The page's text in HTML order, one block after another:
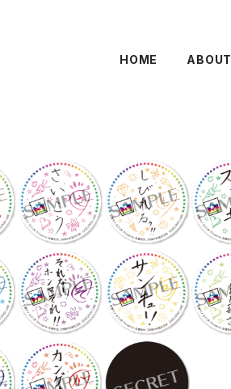
HOME ABOUT